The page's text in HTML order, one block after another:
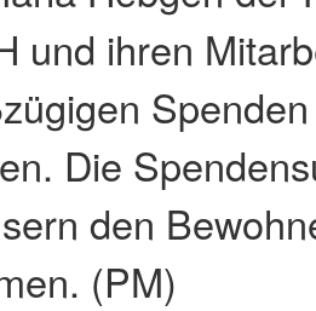
und ihren
Die
den
(PM)